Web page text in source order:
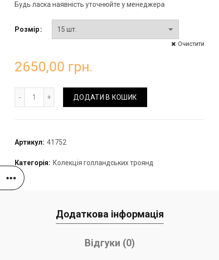
Будь ласка наявність уточнюйте у менеджера
Розмір
Очистити
2650,00 грн.
ДОДАТИ В КОШИК
Артикул: 41752
Категорія: Колекція голландських троянд
Додаткова інформація
Відгуки (0)